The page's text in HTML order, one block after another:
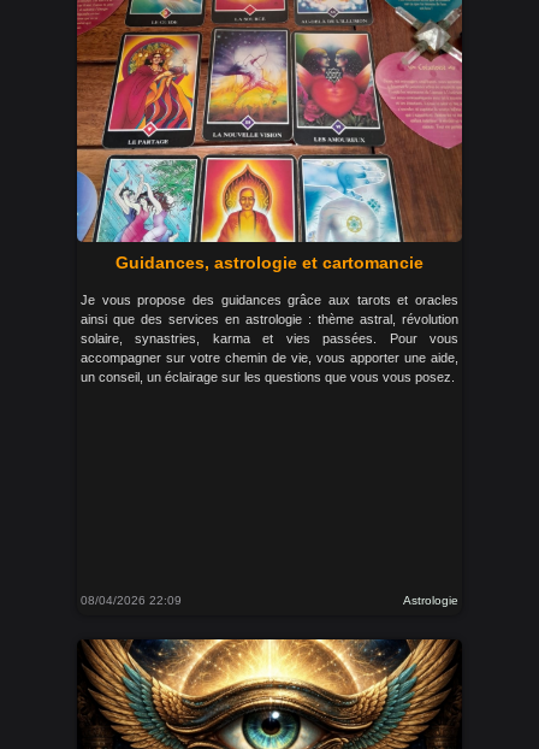
Guidances, astrologie et cartomancie
Je vous propose des guidances grâce aux tarots et oracles
ainsi que des services en astrologie : thème astral, révolution
solaire, synastries, karma et vies passées. Pour vous
accompagner sur votre chemin de vie, vous apporter une aide,
un conseil, un éclairage sur les questions que vous vous posez.
08/04/2026 22:09 Astrologie